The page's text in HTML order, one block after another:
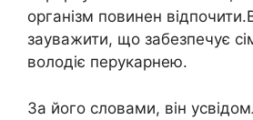
організм повинен
зауважити, що забезпечує
володіє перукарнею.
За його словами, він